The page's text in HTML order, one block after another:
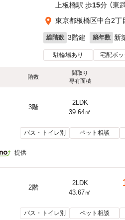
上板橋駅 歩15分 （東
東京都板橋区中台2丁
総階数 3階建 築年数 新
駐輪場あり 宅配ボッ
階数
間取り
専有面積
3階
2LDK
39.64㎡
バス・トイレ別 ペット相談
提供
2階
2LDK
43.67㎡
バス・トイレ別 ペット相談